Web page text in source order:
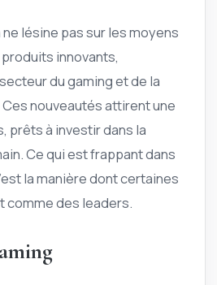
lésine pas sur les moyens
innovants,
du gaming et de la
nouveautés attirent une
prêts à investir dans la
Ce qui est frappant dans
la manière dont certaines
comme des leaders.